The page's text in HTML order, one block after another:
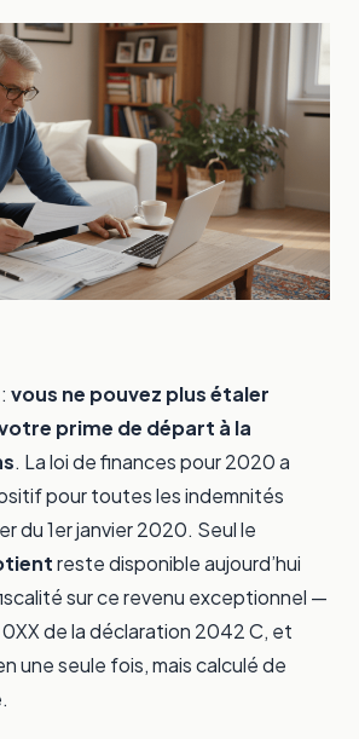
vous ne pouvez plus étaler
prime de départ à la
. La loi de finances pour 2020 a
pour toutes les indemnités
du 1er janvier 2020. Seul le
reste disponible aujourd’hui
sur ce revenu exceptionnel —
0XX de la déclaration 2042 C, et
une seule fois, mais calculé de